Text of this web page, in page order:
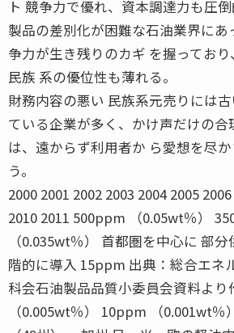
ト 競争力で優れ、資本調達力も圧倒
製品の差別化が困難な石油業界にあ
争力が生き残りのカギ を握ってお
民族 系の優位性も薄れる。
財務内容の悪い 民族系元売りには
ている企業が多く、かけ声だけの合
は、遠からず利用者か ら愛想を尽
う。
2000 2001 2002 2003 2004 2005
2010 2011 500ppm （0.05wt％）
（0.035wt％） 首都圏を中心に 部
階的に導入 15ppm 出典：総合エネ
科会石油製品品質小委員会資料よ
（0.005wt％） 10ppm （0.001wt％